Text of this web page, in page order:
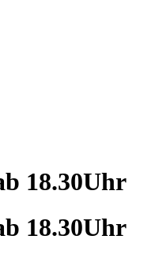
18.30Uhr
18.30Uhr